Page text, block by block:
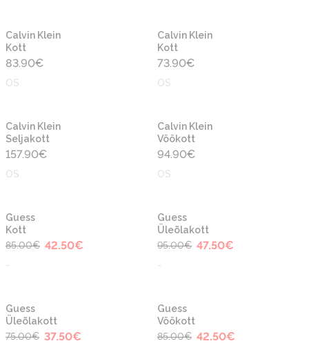
Calvin Klein
Kott
83.90€
OS
Calvin Klein
Kott
73.90€
OS
Calvin Klein
Seljakott
157.90€
OS
Calvin Klein
Vöökott
94.90€
OS
Guess
Kott
85.00€ 42.50€
-
Guess
Üleõlakott
95.00€ 47.50€
-
Guess
Üleõlakott
75.00€ 37.50€
Guess
Vöökott
85.00€ 42.50€